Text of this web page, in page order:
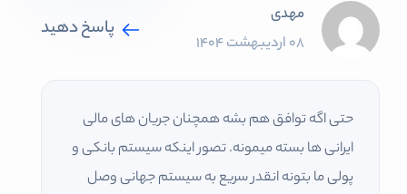
مهدی
08 اردیبهشت 1404
پاسخ دهید
حتی اگه توافق هم بشه همچنان جریان های مالی
ایرانی ها بسته میمونه. تصور اینکه سیستم بانکی و
پولی ما بتونه انقدر سریع به سیستم جهانی وصل